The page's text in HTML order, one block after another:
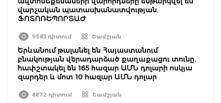
վարչական պատասխանատվության.
ՖՈՏՈՌԵՊՈՐՏԱԺ
9583 դիտում Շամշյան
Երևանում թալանել են Հայաստանում
բնակության վերադարձած քաղաքացու տունը․
հափշտակել են 165 հազար ԱՄՆ դոլարի ոսկյա
զարդեր և մոտ 10 հազար ԱՄՆ դոլար
8872 դիտում Շամշյան